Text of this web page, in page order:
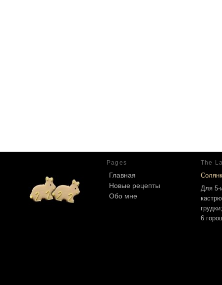
Pages
Главная
Новые рецепты
Обо мне
The
Для 5-
6